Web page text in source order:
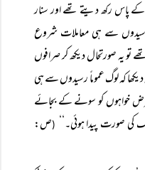
کے پاس رکھ دیتے تھے اور سنار
سے ہی معاملات شروع
تو یہ صورتحال دیکھ کر صرافوں
کہ لوگ عموماً رسیدوں سے ہی
خواہوں کو سونے کے بجائے
صورت پیدا ہوئی۔‘‘
(ص: